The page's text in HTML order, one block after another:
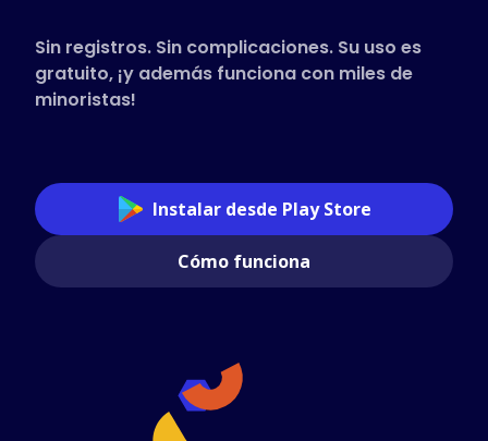
Sin registros. Sin complicaciones. Su uso es
gratuito, ¡y además funciona con miles de
minoristas!
Instalar desde Play Store
Cómo funciona